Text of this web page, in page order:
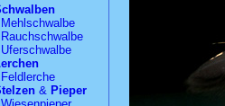
Mehlschwalbe
Rauchschwalbe
Uferschwalbe
Feldlerche
& Pieper